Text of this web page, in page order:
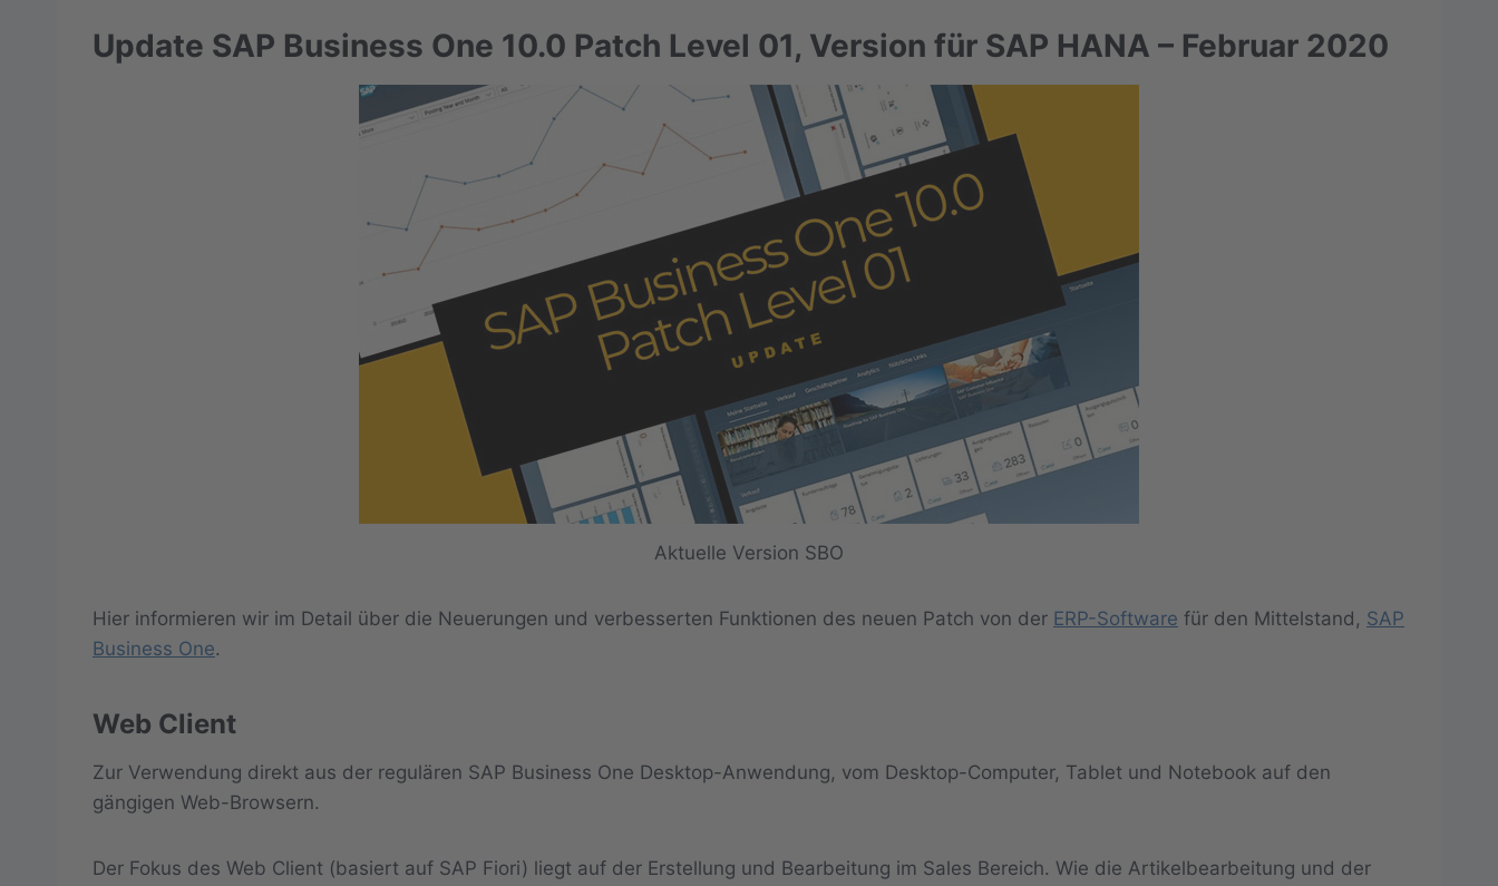
Update SAP Business One 10.0 Patch Level 01, Version für SAP HANA – Februar 2020
Aktuelle Version SBO
Hier informieren wir im Detail über die Neuerungen und verbesserten Funktionen des neuen Patch von der ERP-Software für den Mittelstand, SAP
Business One.
Web Client
Zur Verwendung direkt aus der regulären SAP Business One Desktop-Anwendung, vom Desktop-Computer, Tablet und Notebook auf den
gängigen Web-Browsern.
Der Fokus des Web Client (basiert auf SAP Fiori) liegt auf der Erstellung und Bearbeitung im Sales Bereich. Wie die Artikelbearbeitung und der